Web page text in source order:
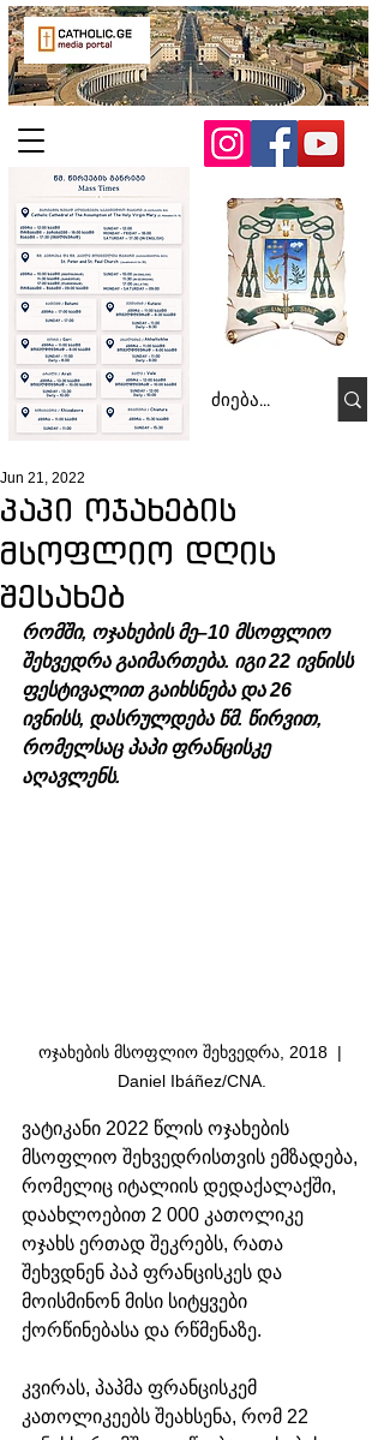
პაპი ოჯახების
მსოფლიო დღის
შესახებ
Jun 21, 2022
რომში, ოჯახების მე–10 მსოფლიო
შეხვედრა გაიმართება. იგი 22 ივნისს
ფესტივალით გაიხსნება და 26
ივნისს, დასრულდება წმ. წირვით,
რომელსაც პაპი ფრანცისკე
აღავლენს.
ოჯახების მსოფლიო შეხვედრა, 2018  |
Daniel Ibáñez/CNA.
ვატიკანი 2022 წლის ოჯახების
მსოფლიო შეხვედრისთვის ემზადება,
რომელიც იტალიის დედაქალაქში,
დაახლოებით 2 000 კათოლიკე
ოჯახს ერთად შეკრებს, რათა
შეხვდნენ პაპ ფრანცისკეს და
მოისმინონ მისი სიტყვები
ქორწინებასა და რწმენაზე.
კვირას, პაპმა ფრანცისკემ
კათოლიკეებს შეახსენა, რომ 22